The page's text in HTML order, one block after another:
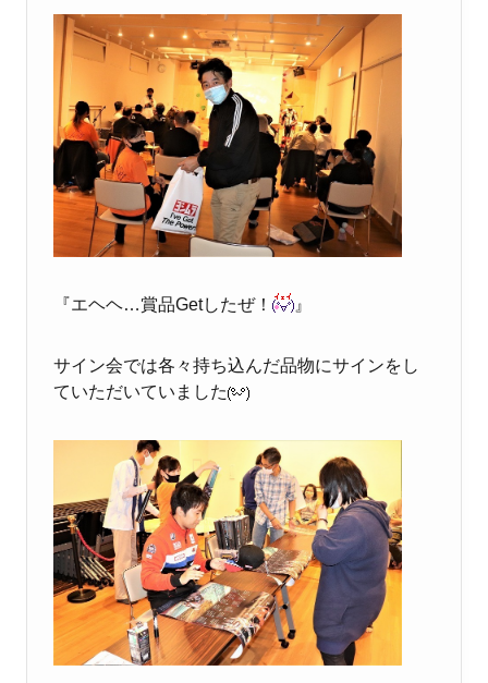
『エヘヘ…賞品Getしたぜ！ 』
サイン会では各々持ち込んだ品物にサインをし
ていただいていました